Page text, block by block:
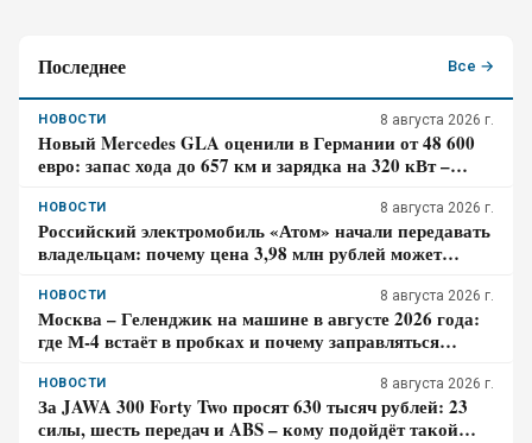
Последнее Все →
НОВОСТИ 8 августа 2026 г.
Новый Mercedes GLA оценили в Германии от 48 600
евро: запас хода до 657 км и зарядка на 320 кВт –
НОВОСТИ 8 августа 2026 г.
Российский электромобиль «Атом» начали передавать
владельцам: почему цена 3,98 млн рублей может
НОВОСТИ 8 августа 2026 г.
Москва – Геленджик на машине в августе 2026 года:
где М-4 встаёт в пробках и почему заправляться
НОВОСТИ 8 августа 2026 г.
За JAWA 300 Forty Two просят 630 тысяч рублей: 23
силы, шесть передач и ABS – кому подойдёт такой